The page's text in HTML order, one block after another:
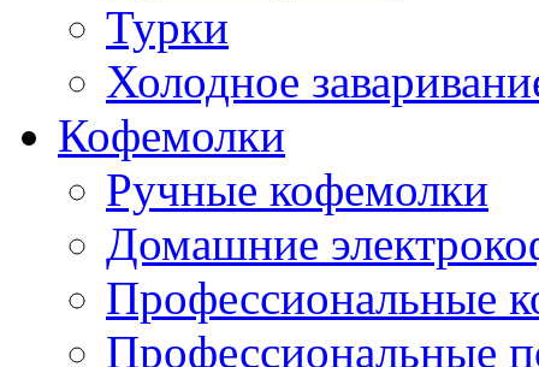
Турки
Холодное
Кофемолки
Ручные кофемолки
Домашние
Профессиональные
Профессиональные